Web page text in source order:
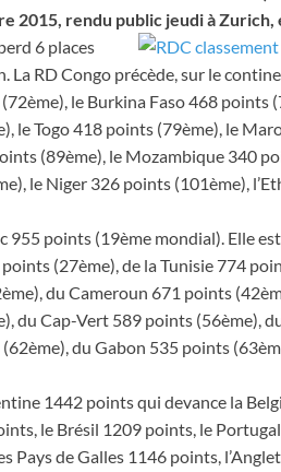
2015, rendu public jeudi à Zurich,
6 places
La RD Congo précède, sur le
le Burkina Faso 468 points
le Togo 418 points (79ème), le
(89ème), le Mozambique 340
le Niger 326 points (101ème),
955 points (19ème mondial). Elle
(27ème), de la Tunisie 774
du Cameroun 671 points
du Cap-Vert 589 points (56ème),
du Gabon 535 points
1442 points qui devance la
le Brésil 1209 points, le
Pays de Galles 1146 points,